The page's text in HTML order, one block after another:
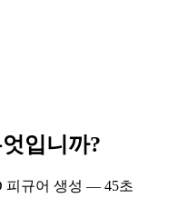
입니까?
피규어 생성 — 45초